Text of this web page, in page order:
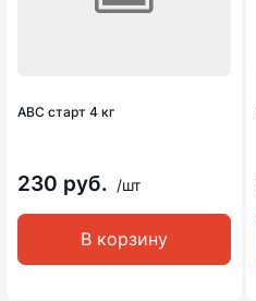
АВС старт 4 кг
230 руб. /шт
В корзину